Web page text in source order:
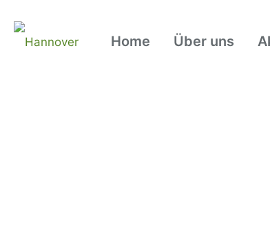
Home Über uns